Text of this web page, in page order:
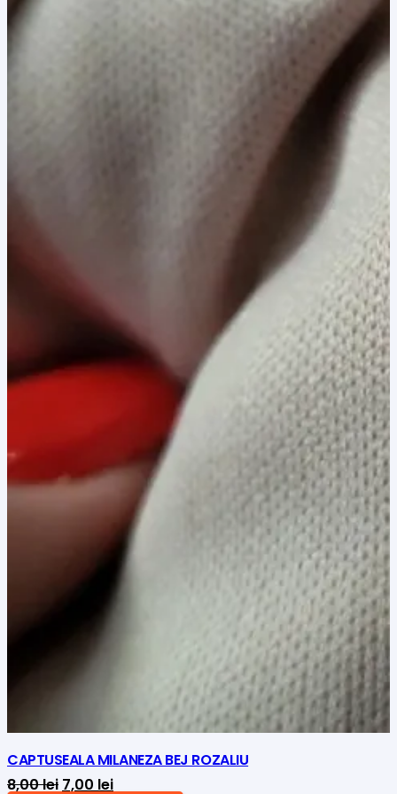
CAPTUSEALA MILANEZA BEJ ROZALIU
8,00lei Prețul
7,00 leiPrețul